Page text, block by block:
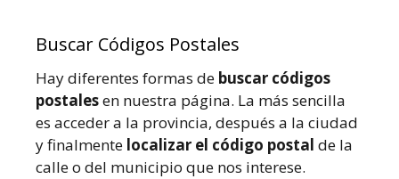
Buscar Códigos Postales
Hay diferentes formas de buscar códigos
postalesen nuestra página. La más sencilla
es acceder a la provincia, después a la ciudad
y finalmente localizar el código postal de la
calle o del municipio que nos interese.